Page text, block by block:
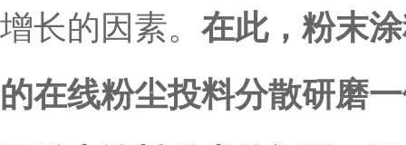
增长的因素。 在此，粉末
的在线粉尘投料分散研磨